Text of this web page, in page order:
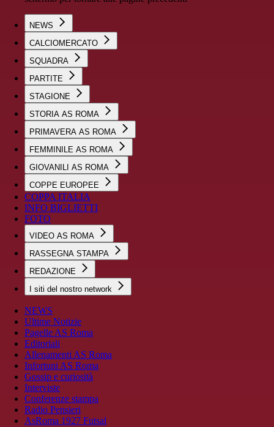
NEWS
CALCIOMERCATO
SQUADRA
PARTITE
STAGIONE
STORIA AS ROMA
PRIMAVERA AS ROMA
FEMMINILE AS ROMA
GIOVANILI AS ROMA
COPPE EUROPEE
COPPA ITALIA
INFO BIGLIETTI
FOTO
VIDEO AS ROMA
RASSEGNA STAMPA
REDAZIONE
I siti del nostro network
NEWS
Ultime Notizie
Pagelle AS Roma
Editoriali
Allenamenti AS Roma
Infortuni AS Roma
Gossip e curiosità
Interviste
Conferenze stampa
Radio Pensieri
AsRoma 1927 Futsal